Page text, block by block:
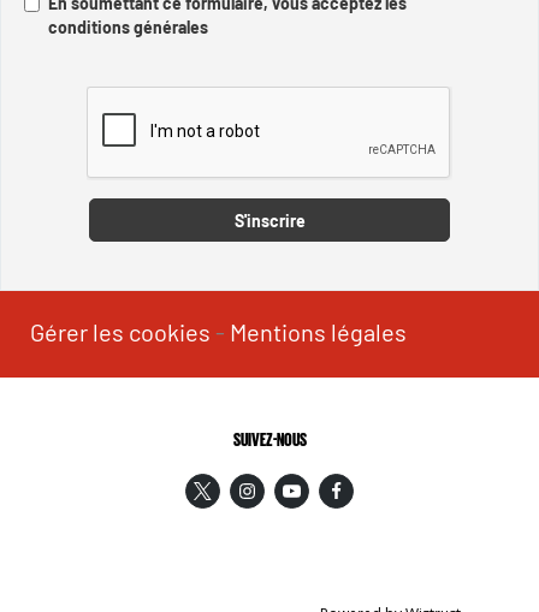
conditions générales
S'inscrire
Gérer les cookies - Mentions légales
SUIVEZ-NOUS